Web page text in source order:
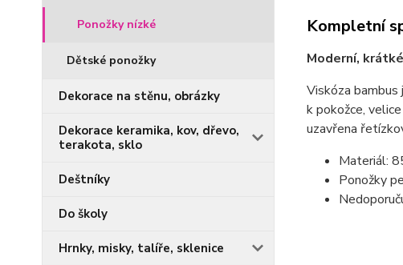
Ponožky nízké
Dětské ponožky
Dekorace na stěnu, obrázky
Dekorace keramika, kov, dřevo,
terakota, sklo
Deštníky
Do školy
Hrnky, misky, talíře, sklenice
Kompletní
Moderní,
Viskóza
k pokožce,
uzavřena
Materiál:
Ponožky